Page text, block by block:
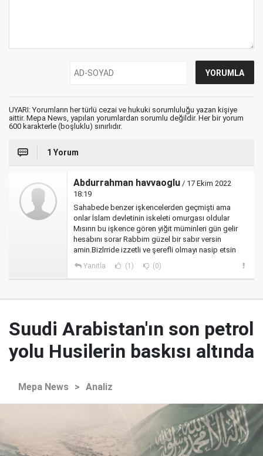
UYARI: Yorumların her türlü cezai ve hukuki sorumluluğu yazan kişiye
aittir. Mepa News, yapılan yorumlardan sorumlu değildir. Her bir yorum
600 karakterle (boşluklu) sınırlıdır.
1 Yorum
Abdurrahman havvaoglu / 17 Ekim 2022
18:19
Sahabede benzer işkencelerden geçmişti ama
onlar İslam devletinin iskeleti omurgası oldular
Mısırın bu işkence gören yiğit müminleri gün gelir
hesabını sorar Rabbim güzel bir sabır versin
amin.Bizlrride izzetli ve şerefli olmayı nasip etsin
Yanıtla (1) (0)
Suudi Arabistan'ın son petrol
yolu Husilerin baskısı altında
Mepa News > Analiz